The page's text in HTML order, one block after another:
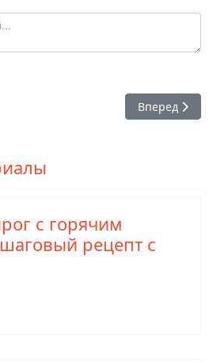
тесто без лишних движений — не
Следующий:
Вперед
с горячим
рецепт с